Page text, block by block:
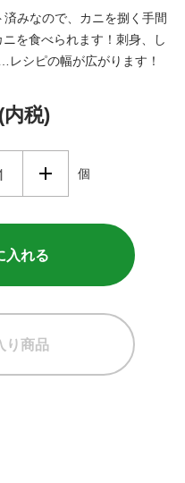
みなので、カニを捌く手間
を食べられます！刺身、し
シピの幅が広がります！
内税)
個
入れる
り商品